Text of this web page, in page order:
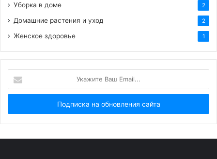
BB-код для вставки на форум:
Ссылка на изображение:
Добрый вечер!
Уборка в доме 2
Домашние растения и уход 2
Женское здоровье 1
Ваш
Email...